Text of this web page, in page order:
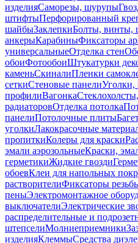
изделияСаморезы, шурупы
штифтыПерфорированный
шайбыЗаклепкиБолты, винты,
анкерыКарабиныФиксаторы
универсальныеОтделка стен
обоиФотообоиШтукатурки
каменьСкиналиПленки
сеткиСтеновые панелиУголки,
профилиВагонка
радиаторовОтделка потолка
панелиПотолочные плиты
уголкиЛакокрасочные
пропиткиКолеры для краски
эмали аэрозольныеКраски,
герметикиЖидкие гвозди
обоевКлеи для напольных
растворителиФиксаторы
пеныЭлектромонтажное
выключателиЭлектрические
распределительные и
штепселиМолниеприемники
изделияКлеммыСредства